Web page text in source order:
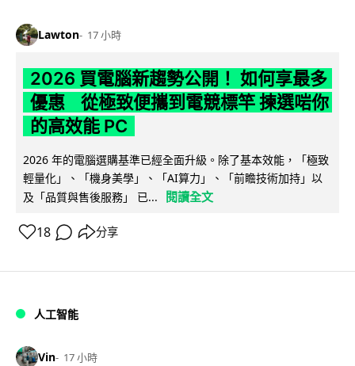
Lawton 17 小時
2026 買電腦新趨勢公開！ 如何享最多
優惠 從極致便攜到電競標竿 揀選啱你
的高效能 PC
2026 年的電腦選購基準已經全面升級。除了基本效能，「極致
輕量化」、「機身美學」、「AI算力」、「前瞻技術加持」以
及「品質與售後服務」 已...
閱讀全文
18 分享
人工智能
Vin 17 小時